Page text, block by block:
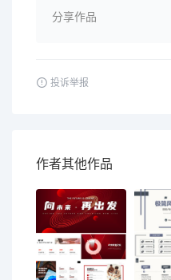
分享作品
投诉举报
作者其他作品